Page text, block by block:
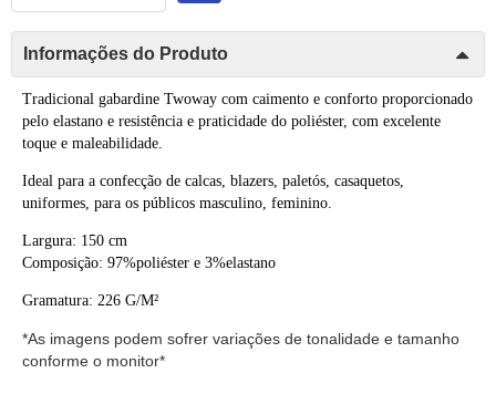
Informações do Produto
Tradicional gabardine Twoway com caimento e conforto proporcionado
pelo elastano e resistência e praticidade do poliéster, com excelente
toque e maleabilidade.
Ideal para a confecção de calcas, blazers, paletós, casaquetos,
uniformes, para os públicos masculino, feminino.
Largura: 150 cm
Composição: 97%poliéster e 3%elastano
Gramatura: 226 G/M²
*As imagens podem sofrer variações de tonalidade e tamanho
conforme o monitor*